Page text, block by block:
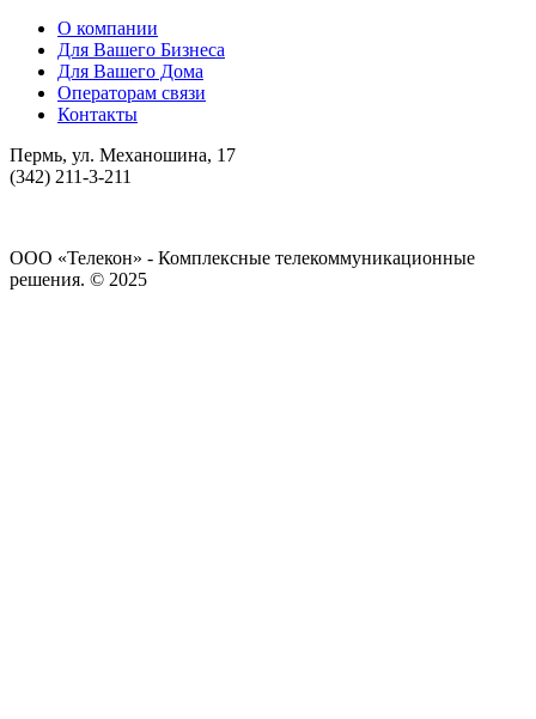
О компании
Для Вашего Бизнеса
Для Вашего Дома
Операторам связи
Контакты
Пермь, ул. Механошина, 17
(342) 211-3-211
ООО «Телекон» - Комплексные телекоммуникационные
решения. © 2025